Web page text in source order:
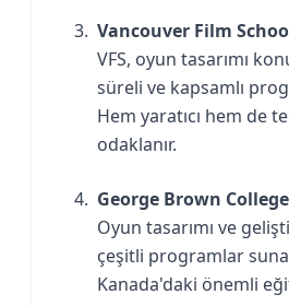
Vancouver Film
VFS, oyun tasarımı
süreli ve kapsamlı
Hem yaratıcı hem de
odaklanır.
George Brown College
Oyun tasarımı ve
çeşitli programlar
Kanada'daki önemli